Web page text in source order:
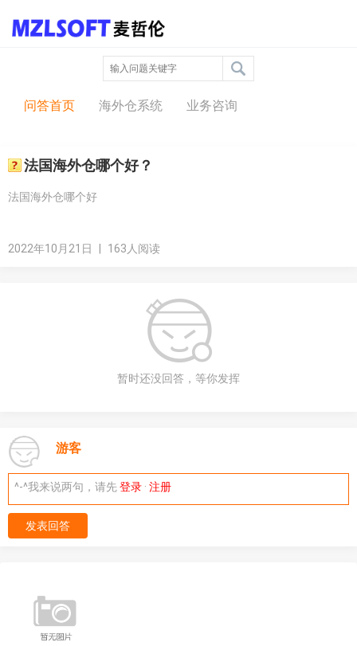
问答中心
问答首页 海外仓系统 业务咨询
法国海外仓哪个好？
法国海外仓哪个好
2022年10月21日 163人阅读
暂时还没回答，等你发挥
游客
^-^我来说两句，请先登录 · 注册
发表回答